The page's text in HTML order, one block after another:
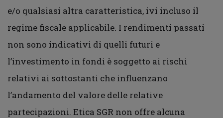
e/o qualsiasi altra caratteristica, ivi incluso il
regime fiscale applicabile. I rendimenti passati
non sono indicativi di quelli futuri e
l’investimento in fondi è soggetto ai rischi
relativi ai sottostanti che influenzano
l’andamento del valore delle relative
partecipazioni. Etica SGR non offre alcuna